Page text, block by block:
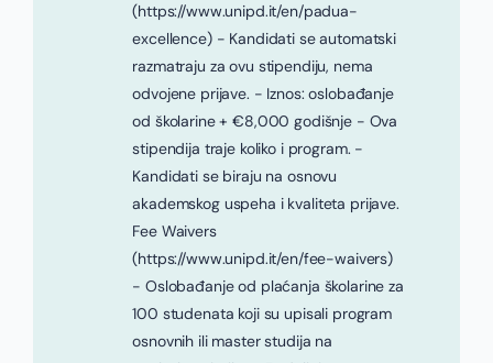
(https://www.unipd.it/en/padua-
excellence) - Kandidati se automatski
razmatraju za ovu stipendiju, nema
odvojene prijave. - Iznos: oslobađanje
od školarine + €8,000 godišnje - Ova
stipendija traje koliko i program. -
Kandidati se biraju na osnovu
akademskog uspeha i kvaliteta prijave.
Fee Waivers
(https://www.unipd.it/en/fee-waivers)
- Oslobađanje od plaćanja školarine za
100 studenata koji su upisali program
osnovnih ili master studija na